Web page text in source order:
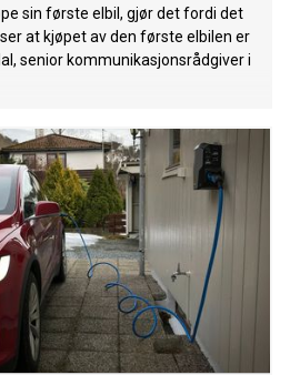
sin første elbil, gjør det fordi det
at kjøpet av den første elbilen er
senior kommunikasjonsrådgiver i